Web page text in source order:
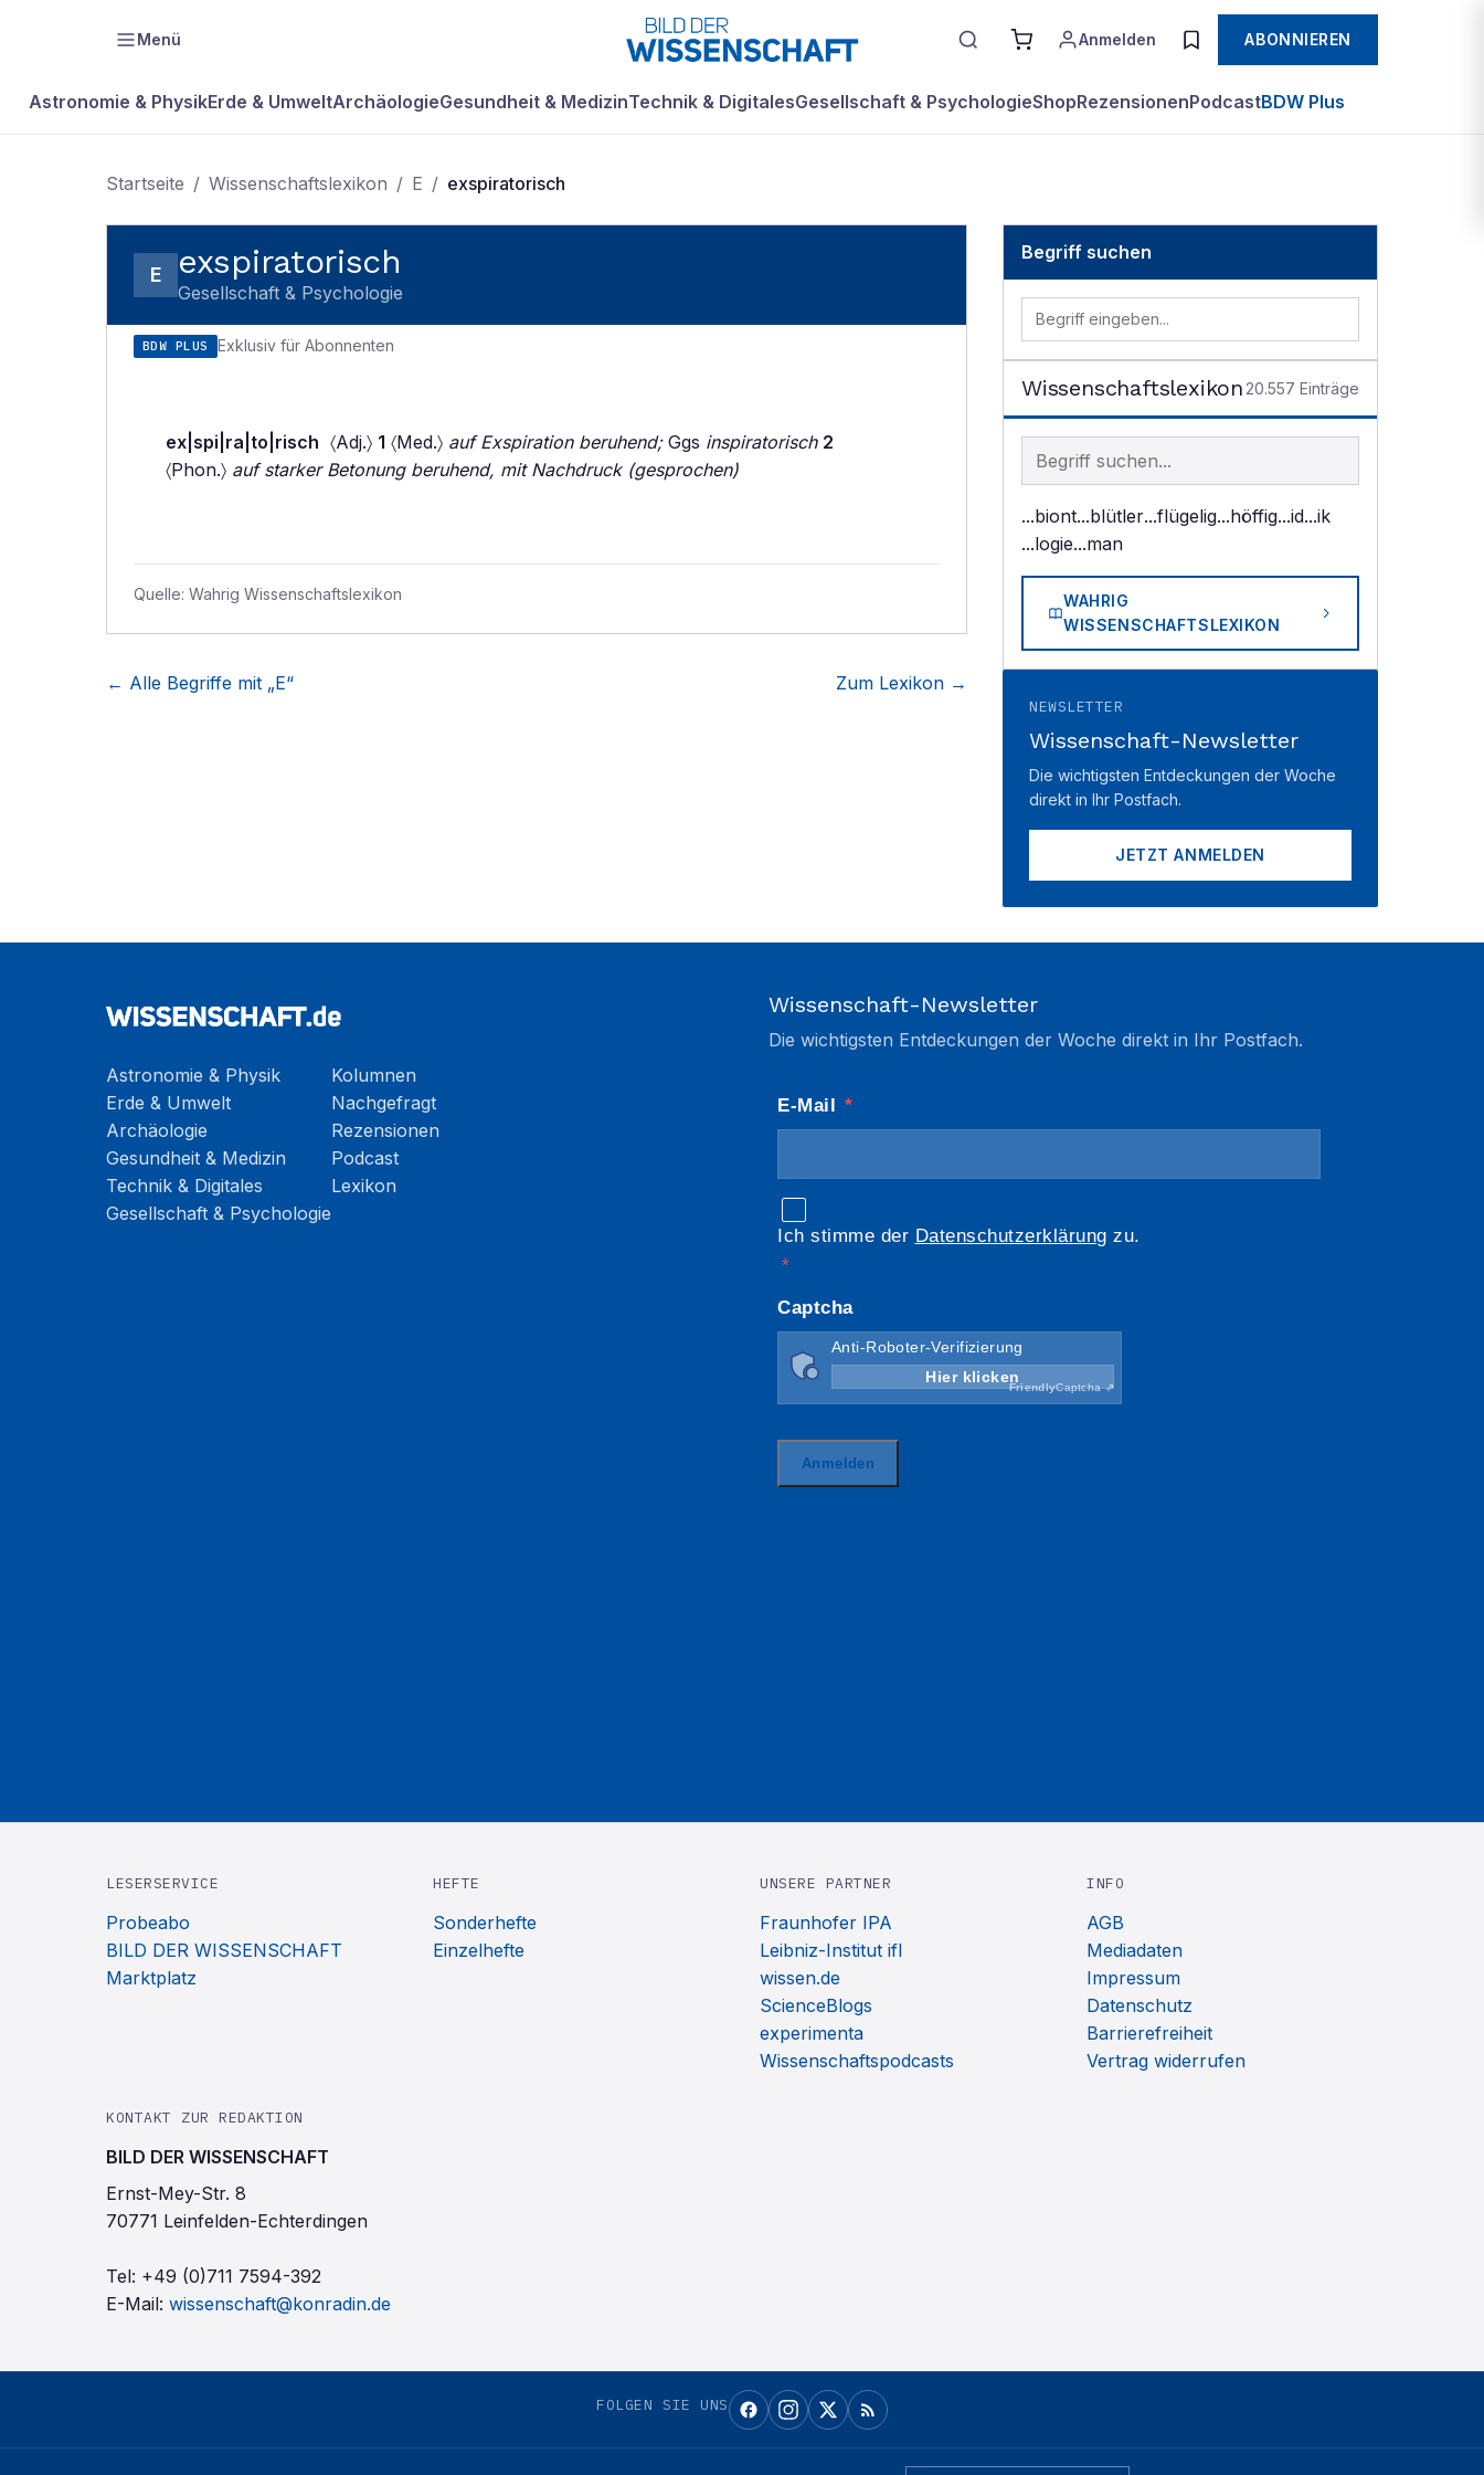
Menü Anmelden ABONNIEREN
Astronomie & PhysikErde & UmweltArchäologieGesundheit & MedizinTechnik & DigitalesGesellschaft & PsychologieShopRezensionenPodcastBDW Plus
Startseite / Wissenschaftslexikon / E / exspiratorisch
E exspiratorisch
Gesellschaft & Psychologie
BDW PLUS Exklusiv für Abonnenten
ex|spi|ra|to|risch 〈Adj.〉 1 〈Med.〉 auf Exspiration beruhend;Ggs inspiratorisch 2
〈Phon.〉 auf starker Betonung beruhend, mit Nachdruck (gesprochen)
Quelle: Wahrig Wissenschaftslexikon
← Alle Begriffe mit „E“ Zum Lexikon →
Begriff suchen
Wissenschaftslexikon 20.557 Einträge
Begriff im Lexikon suchen
...biont...blütler...flügelig...höffig...id...ik
...logie...man
WAHRIG
WISSENSCHAFTSLEXIKON
NEWSLETTER
Wissenschaft-Newsletter
Die wichtigsten Entdeckungen der Woche
direkt in Ihr Postfach.
JETZT ANMELDEN
Astronomie & Physik
Erde & Umwelt
Archäologie
Gesundheit & Medizin
Technik & Digitales
Gesellschaft & Psychologie
Kolumnen
Nachgefragt
Rezensionen
Podcast
Lexikon
Wissenschaft-Newsletter
Die wichtigsten Entdeckungen der Woche direkt in Ihr Postfach.
LESERSERVICE
Probeabo
BILD DER WISSENSCHAFT
Marktplatz
HEFTE
Sonderhefte
Einzelhefte
UNSERE PARTNER
Fraunhofer IPA
Leibniz-Institut ifl
wissen.de
ScienceBlogs
experimenta
Wissenschaftspodcasts
INFO
AGB
Mediadaten
Impressum
Datenschutz
Barrierefreiheit
Vertrag widerrufen
KONTAKT ZUR REDAKTION
BILD DER WISSENSCHAFT
Ernst-Mey-Str. 8
70771 Leinfelden-Echterdingen
Tel: +49 (0)711 7594-392
E-Mail: wissenschaft@konradin.de
FOLGEN SIE UNS